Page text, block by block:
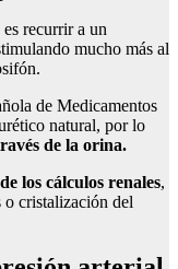
recurrir a un
mucho más al
de Medicamentos
natural, por lo
de la orina.
los cálculos renales,
o cristalización del